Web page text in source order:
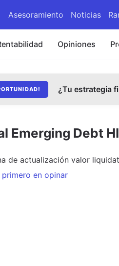
Asesoramiento Noticias
Opiniones
¿Tu estrategia
Emerging Debt HI
de actualización valor
primero en opinar